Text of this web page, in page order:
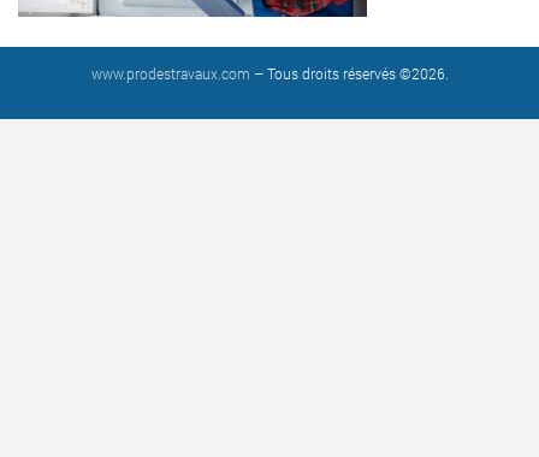
www.prodestravaux.com – Tous droits réservés ©2026.